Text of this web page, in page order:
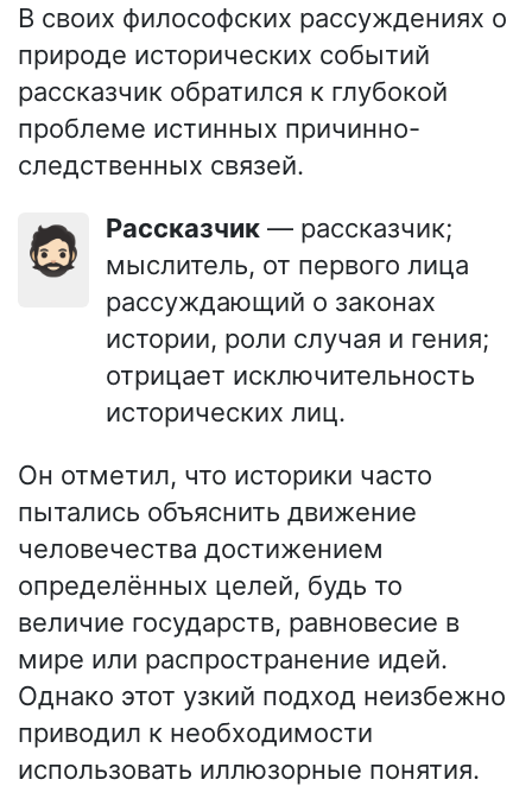
В своих философских рассуждениях о
природе исторических событий
рассказчик обратился к глубокой
проблеме истинных причинно-
следственных связей.
🧔🏻 Рассказчик — рассказчик;
мыслитель, от первого лица
рассуждающий о законах
истории, роли случая и гения;
отрицает исключительность
исторических лиц.
Он отметил, что историки часто
пытались объяснить движение
человечества достижением
определённых целей, будь то
величие государств, равновесие в
мире или распространение идей.
Однако этот узкий подход неизбежно
приводил к необходимости
использовать иллюзорные понятия.